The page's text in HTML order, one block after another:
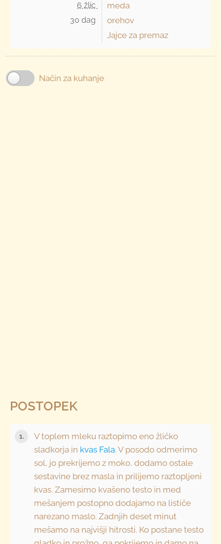
6 žlic meda
30 dag
orehov
Jajce za premaz
Način za kuhanje
POSTOPEK
V toplem mleku raztopimo eno žličko
sladkorja in kvas Fala. V posodo odmerimo
sol, jo prekrijemo z moko, dodamo ostale
sestavine brez masla in prilijemo raztopljeni
kvas. Zamesimo kvašeno testo in med
mešanjem postopno dodajamo na lističe
narezano maslo. Zadnjih deset minut
mešamo na najvišji hitrosti. Ko postane testo